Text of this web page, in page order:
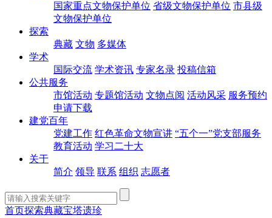
国家重点文物保护单位 省级文物保护单位 市县级
文物保护单位
探索
典藏 文物 多媒体
学术
国际交流 学术资讯 专家名录 投稿信箱
公共服务
市馆活动 专题馆活动 文物点阅 活动风采 服务预约
申请下载
建党百年
党建工作 红色革命文物宣讲 “五个一”党支部服务
教育活动 学习二十大
关于
简介 领导 联系 组织 志愿者
首页探索典藏宝塔遗珍